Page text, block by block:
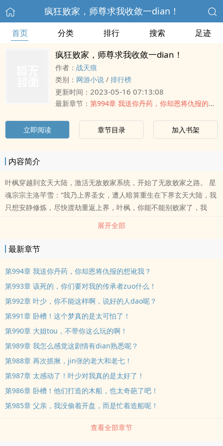
疯狂败家，师尊求我收敛一dian！
首页 分类 排行 搜索 足迹
疯狂败家，师尊求我收敛一dian！
作者： 战天痕
类别： 网游小说 / 排行榜
更新时间： 2023-05-16 07:13:08
最新章节： 第994章 我送你丹药，你却恩将仇报的想讹我？
立即阅读 章节目录 加入书架
内容简介
叶枫穿越到玄天大陆，激活无敌败家系统，开始了无敌败家之路。 星
魂宗宗主洛芊雪：“我乃上界圣女，遭人暗算重生在下界玄天大陆，我
只想安静修炼，尽快渡劫重返上界，叶枫，你能不能别败家了，我
gen本不想发展宗门啊，你是上天派来折磨我的吧！” 失传的九品破劫
丹拿去喂狗，蕴han无情剑dao的画拿去烧火，无上功法拿去当厕
纸…… 宗门一众大佬疯了：“宗主，叶枫太败家了，求求你guanguan
展开全部
最新章节
第994章 我送你丹药，你却恩将仇报的想讹我？
第993章 该死的，你们要对我的传承者zuo什么！
第992章 叶少，你不能这样啊，说好的人dao呢？
第991章 卧槽！这个梦真的是太可怕了！
第990章 大姐tou，不带你这么玩的啊！
第989章 我怎么感觉这剧情有dian熟悉呢？
第988章 再次抓揪，jin张的老大和老七！
第987章 太感动了！叶少对我真的是太好了！
第986章 卧槽！他们打造的木船，也太奇葩了吧！
第985章 父亲，我没偷着开盘，而是忙着造船呢！
查看全部章节